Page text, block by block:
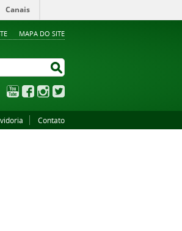
MAPA DO SITE
Canais
YouTubeFacebookInstagram
Contato